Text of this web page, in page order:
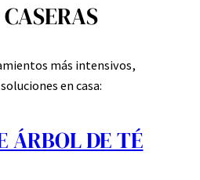
más intensivos,
en casa:
ÁRBOL DE TÉ